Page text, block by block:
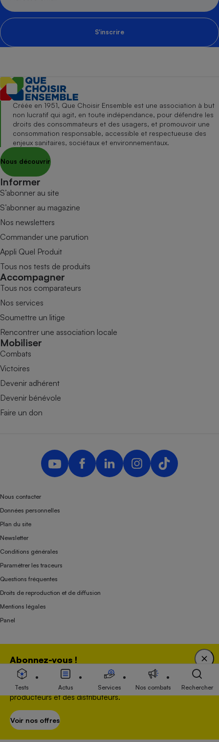
S'inscrire
Abonnez-vous !
Bénéficiez d'une expertise unique tout en soutenant
une association 100 % indépendante de l'Etat, des
producteurs et des distributeurs.
Voir nos offres
Créée en 1951, Que Choisir Ensemble est une association à but
non lucratif qui agit, en toute indépendance, pour défendre les
droits des consommateurs et des usagers, et promouvoir une
consommation responsable, accessible et respectueuse des
enjeux sanitaires, sociétaux et environnementaux.
Nous découvrir
Informer
S’abonner au site
S’abonner au magazine
Nos newsletters
Commander une parution
Appli Quel Produit
Tous nos tests de produits
Accompagner
Tous nos comparateurs
Nos services
Soumettre un litige
Rencontrer une association locale
Mobiliser
Combats
Victoires
Devenir adhérent
Devenir bénévole
Faire un don
Nous contacter
Données personnelles
Plan du site
Newsletter
Conditions générales
Paramétrer les traceurs
Questions fréquentes
Droits de reproduction et de diffusion
Mentions légales
Panel
Association indépendante de l’État, des syndicats, des producteurs et des
distributeurs depuis 1951.
Tests Actus Services Nos combats Rechercher